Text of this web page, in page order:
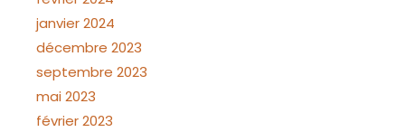
janvier 2024
décembre 2023
septembre 2023
mai 2023
février 2023